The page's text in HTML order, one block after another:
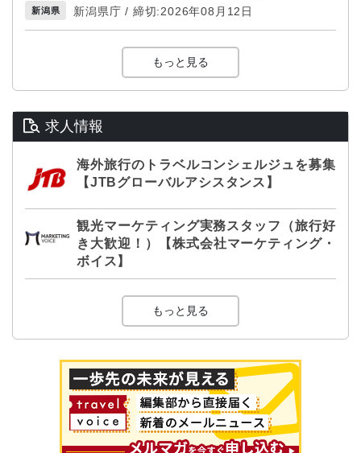
新潟県 新潟県庁 / 締切:2026年08月12日
もっと見る
求人情報
海外旅行のトラベルコンシェルジュを募集
【JTBグローバルアシスタンス】
観光マーケティング実務スタッフ（旅行好
き大歓迎！）【株式会社マーケティング・
ボイス】
もっと見る